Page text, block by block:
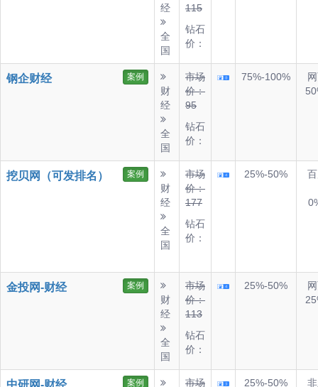
经
全
国
115
钻石
价：
钢企财经 案例
财
经
全
国
市场
价：
95
钻石
价：
75%-100%
挖贝网（可发排名） 案例
财
经
全
国
市场
价：
177
钻石
价：
25%-50%
金投网-财经 案例
财
经
全
国
市场
价：
113
钻石
价：
25%-50%
中研网-财经 案例 市场 25%-50%